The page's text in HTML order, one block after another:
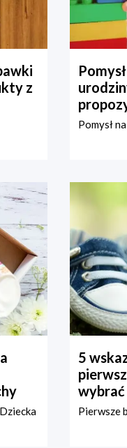
z
Pomysł
5
wybrać
Pierwsze